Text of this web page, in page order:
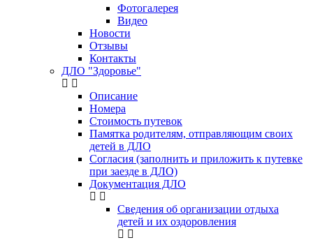
Фотогалерея
Видео
Новости
Отзывы
Контакты
ДЛО "Здоровье"
Описание
Номера
Стоимость путевок
Памятка родителям, отправляющим своих
детей в ДЛО
Согласия (заполнить и приложить к путевке
при заезде в ДЛО)
Документация ДЛО
Сведения об организации отдыха
детей и их оздоровления